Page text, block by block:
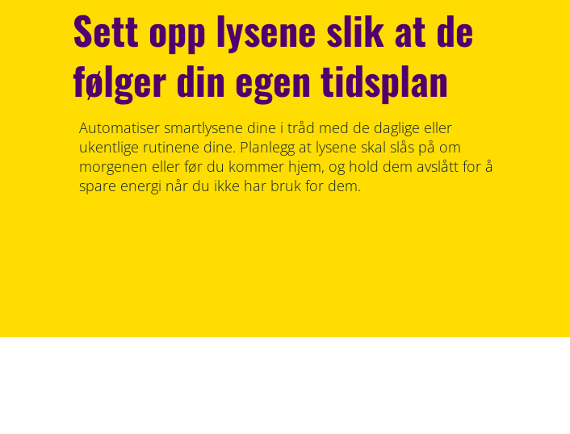
Sett opp lysene slik at de
følger din egen tidsplan
Automatiser smartlysene dine i tråd med de daglige eller
ukentlige rutinene dine. Planlegg at lysene skal slås på om
morgenen eller før du kommer hjem, og hold dem avslått for å
spare energi når du ikke har bruk for dem.